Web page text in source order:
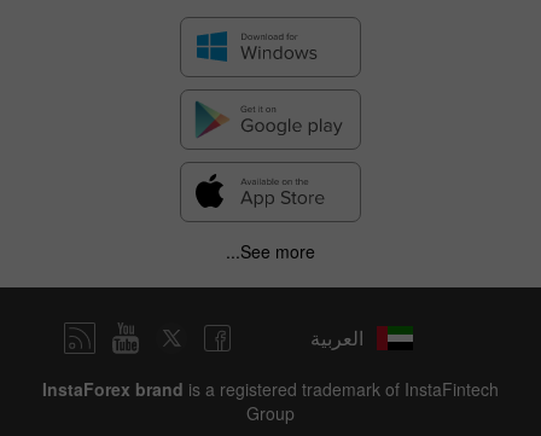
See more...
العربية
InstaForex brand is a registered trademark of InstaFintech
Group